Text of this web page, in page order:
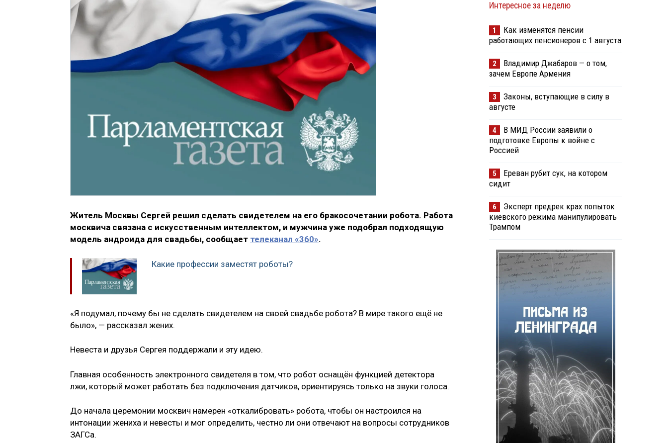
Житель Москвы Сергей решил сделать свидетелем на его бракосочетании робота. Работа
москвича связана с искусственным интеллектом, и мужчина уже подобрал подходящую
модель андроида для свадьбы, сообщает телеканал «360».
Какие профессии заместят роботы?
«Я подумал, почему бы не сделать свидетелем на своей свадьбе робота? В мире такого ещё не
было», — рассказал жених.
Невеста и друзья Сергея поддержали и эту идею.
Главная особенность электронного свидетеля в том, что робот оснащён функцией детектора
лжи, который может работать без подключения датчиков, ориентируясь только на звуки голоса.
До начала церемонии москвич намерен «откалибровать» робота, чтобы он настроился на
интонации жениха и невесты и мог определить, честно ли они отвечают на вопросы сотрудников
ЗАГСа.
Интересное за неделю
1
Как изменятся пенсии
работающих пенсионеров с 1 августа
2
Владимир Джабаров — о том,
зачем Европе Армения
3
Законы, вступающие в силу в
августе
4
В МИД России заявили о
подготовке Европы к войне с
Россией
5
Ереван рубит сук, на котором
сидит
6
Эксперт предрек крах попыток
киевского режима манипулировать
Трампом